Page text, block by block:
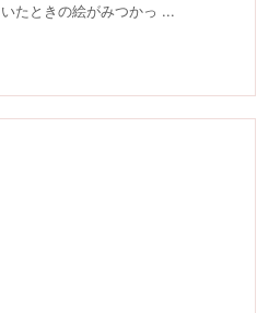
たときの絵がみつかっ ...